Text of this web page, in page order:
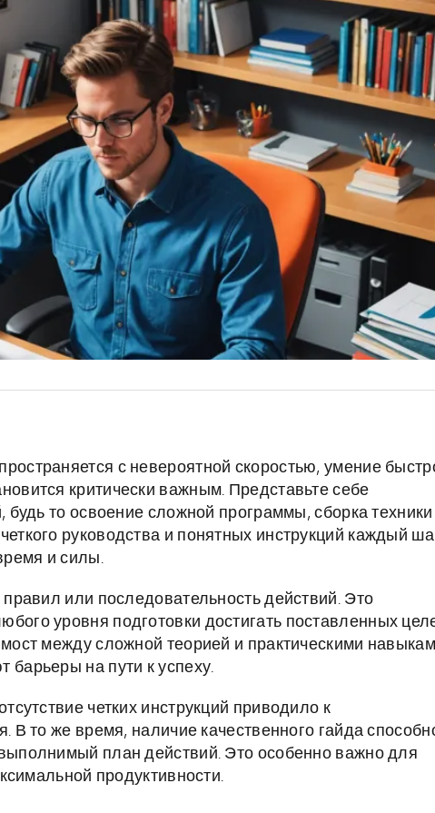
с невероятной скоростью, умение
критически важным. Представьте себе
то освоение сложной программы, сборка техники
руководства и понятных инструкций каждый
и силы.
или последовательность действий. Это
уровня подготовки достигать поставленных
между сложной теорией и практическими
барьеры на пути к успеху.
четких инструкций приводило к
В то же время, наличие качественного гайда
план действий. Это особенно важно для
продуктивности.